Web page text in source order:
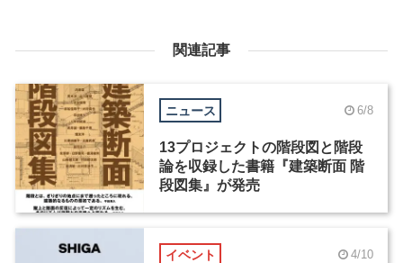
関連記事
ニュース 6/8
13プロジェクトの階段図と階段
論を収録した書籍『建築断面 階
段図集』が発売
イベント 4/10